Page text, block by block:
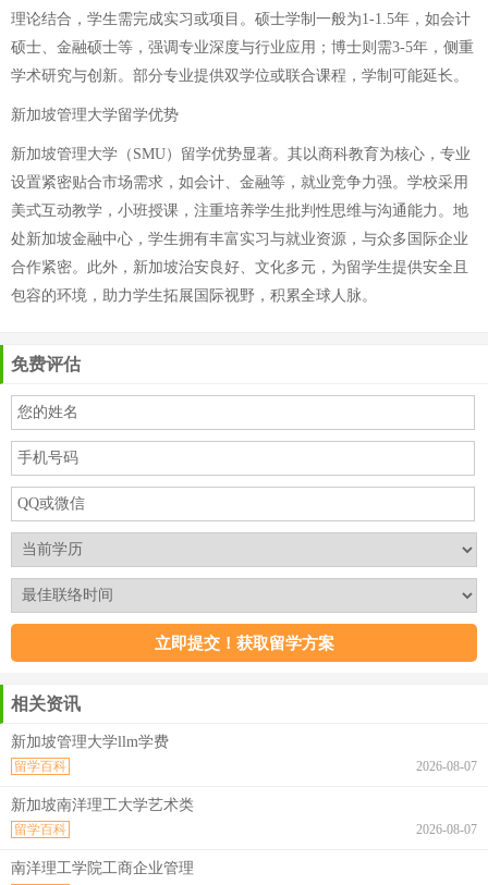
理论结合，学生需完成实习或项目。硕士学制一般为1-1.5年，如会计
硕士、金融硕士等，强调专业深度与行业应用；博士则需3-5年，侧重
学术研究与创新。部分专业提供双学位或联合课程，学制可能延长。
新加坡管理大学留学优势
新加坡管理大学（SMU）留学优势显著。其以商科教育为核心，专业
设置紧密贴合市场需求，如会计、金融等，就业竞争力强。学校采用
美式互动教学，小班授课，注重培养学生批判性思维与沟通能力。地
处新加坡金融中心，学生拥有丰富实习与就业资源，与众多国际企业
合作紧密。此外，新加坡治安良好、文化多元，为留学生提供安全且
包容的环境，助力学生拓展国际视野，积累全球人脉。
免费评估
相关资讯
新加坡管理大学llm学费
2026-08-07
留学百科
新加坡南洋理工大学艺术类
2026-08-07
留学百科
南洋理工学院工商企业管理